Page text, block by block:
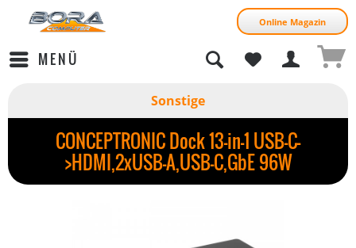
Online Magazin
MENÜ
Sonstige
CONCEPTRONIC Dock 13-in-1 USB-C-
>HDMI,2xUSB-A,USB-C,GbE 96W